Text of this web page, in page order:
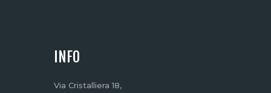
INFO
Via Cristalliera 18,